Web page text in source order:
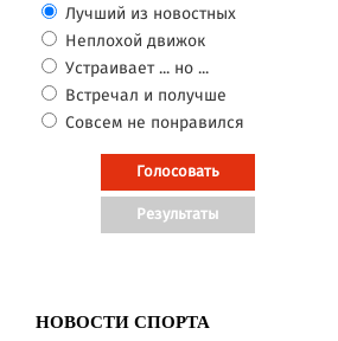
Лучший из новостных
Неплохой движок
Устраивает ... но ...
Встречал и получше
Совсем не понравился
НОВОСТИ СПОРТА